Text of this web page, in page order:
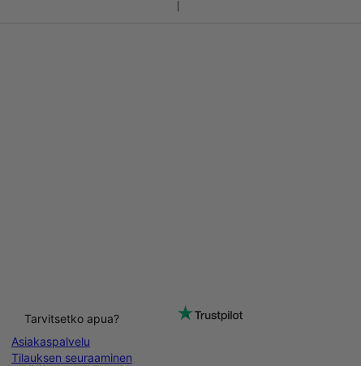
Tarvitsetko apua?
Asiakaspalvelu
Tilauksen seuraaminen